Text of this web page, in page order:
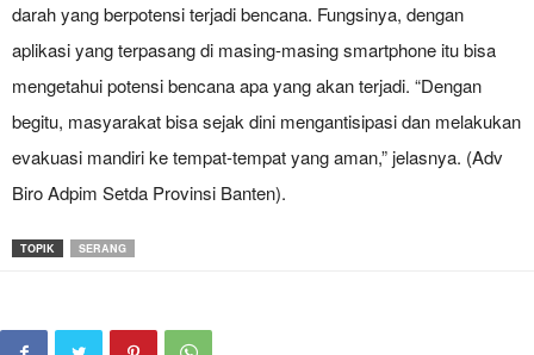
darah yang berpotensi terjadi bencana. Fungsinya, dengan
aplikasi yang terpasang di masing-masing smartphone itu bisa
mengetahui potensi bencana apa yang akan terjadi. “Dengan
begitu, masyarakat bisa sejak dini mengantisipasi dan melakukan
evakuasi mandiri ke tempat-tempat yang aman,” jelasnya. (Adv
Biro Adpim Setda Provinsi Banten).
TOPIK SERANG